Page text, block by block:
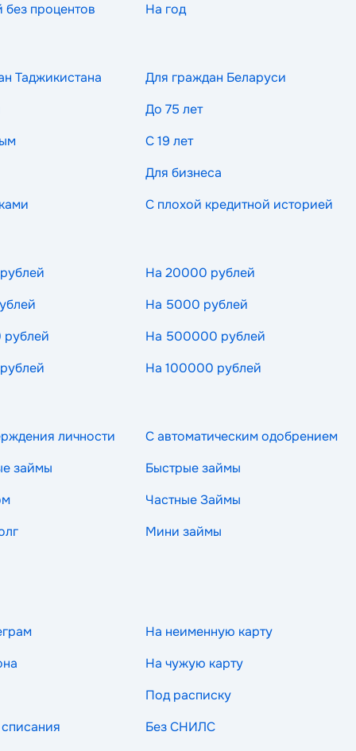
процентов На год
Таджикистана
Для граждан Беларуси
До 75 лет
С 19 лет
Для бизнеса
С плохой кредитной историей
На 20000 рублей
На 5000 рублей
На 500000 рублей
На 100000 рублей
личности
С автоматическим одобрением
займы
Быстрые займы
Частные Займы
Мини займы
На неименную карту
На чужую карту
Под расписку
Без СНИЛС